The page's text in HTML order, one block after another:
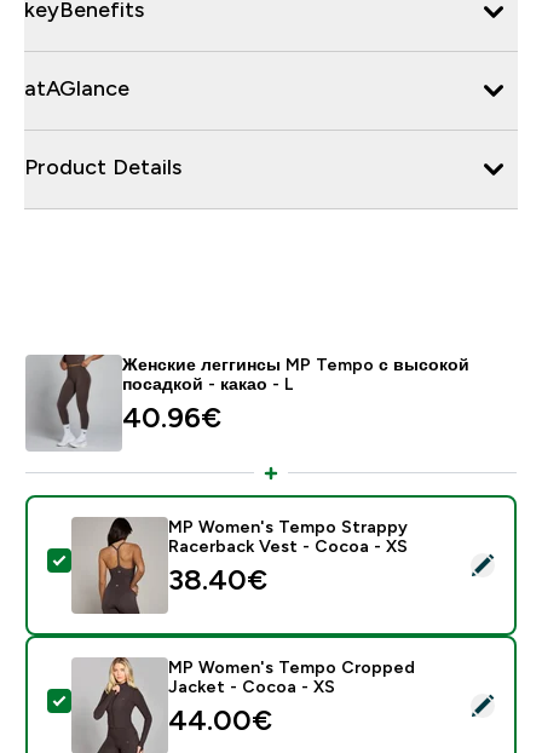
keyBenefits
atAGlance
Product Details
Женские леггинсы MP Tempo с высокой
посадкой - какао - L
40.96€‎
- MP Women's Tempo Strappy Racerback Vest -
MP Women's Tempo Strappy
Racerback Vest - Cocoa - XS
38.40€‎
- MP Women's Tempo Cropped Jacket - Cocoa - XS
MP Women's Tempo Cropped
Jacket - Cocoa - XS
44.00€‎